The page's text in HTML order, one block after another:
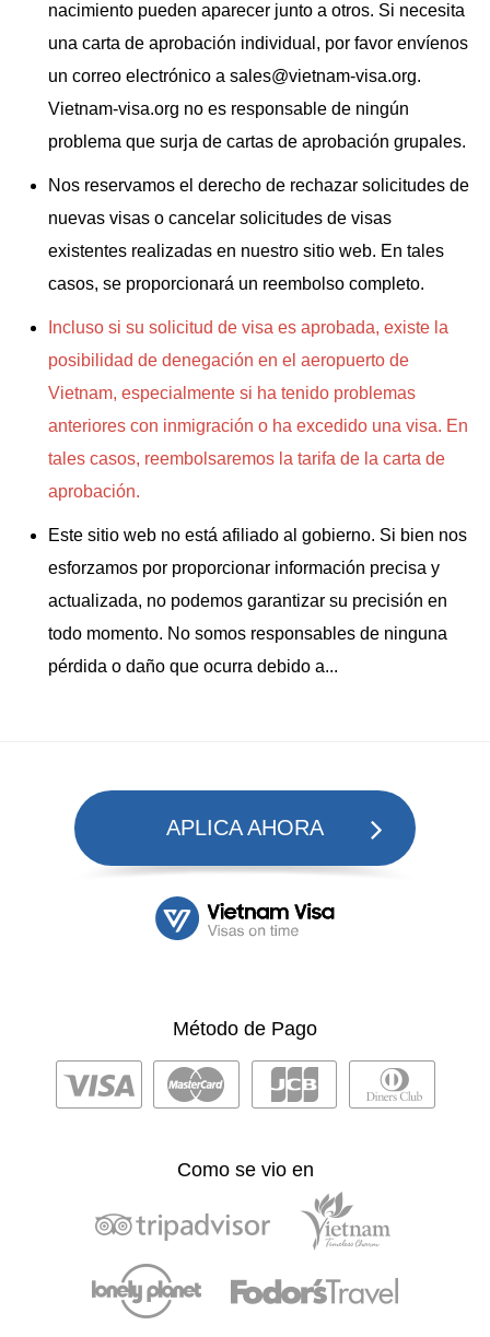
nacimiento pueden aparecer junto a otros. Si necesita
una carta de aprobación individual, por favor envíenos
un correo electrónico a sales@vietnam-visa.org.
Vietnam-visa.org no es responsable de ningún
problema que surja de cartas de aprobación grupales.
Nos reservamos el derecho de rechazar solicitudes de
nuevas visas o cancelar solicitudes de visas
existentes realizadas en nuestro sitio web. En tales
casos, se proporcionará un reembolso completo.
Incluso si su solicitud de visa es aprobada, existe la
posibilidad de denegación en el aeropuerto de
Vietnam, especialmente si ha tenido problemas
anteriores con inmigración o ha excedido una visa. En
tales casos, reembolsaremos la tarifa de la carta de
aprobación.
Este sitio web no está afiliado al gobierno. Si bien nos
esforzamos por proporcionar información precisa y
actualizada, no podemos garantizar su precisión en
todo momento. No somos responsables de ninguna
pérdida o daño que ocurra debido a...
APLICA AHORA
Método de Pago
Como se vio en